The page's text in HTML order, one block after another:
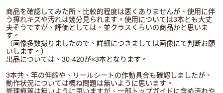
商品を確認してみた所、比較的程度は悪くありませんが、使用に伴
う擦れキズや汚れは幾分見られます。使用については3本とも大丈
夫そうですが、評価としては、並クラスくらいの商品かと思いま
す。
（画像多数撮りましたので、詳細につきましては画像にて判断お願
いします。）
出品については、30-420が×3本となります。
3本共、竿の伸縮や、リールシートの作動具合も確認しましたが、
動作状況については概ね問題は無いように思います。
修理痕等は無いように思いますが、一部トップガイドに含め汚れや